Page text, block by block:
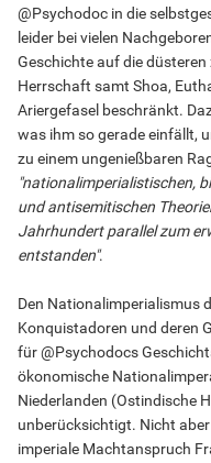
@Psychodoc in die
leider bei vielen
Geschichte auf die
Herrschaft samt Shoa,
Ariergefasel beschränkt.
was ihm so gerade einfällt,
zu einem ungenießbaren
"nationalimperialistischen,
und antisemitischen
Jahrhundert parallel zum
entstanden".
Den Nationalimperialismus
Konquistadoren und deren
für @Psychodocs
ökonomische
Niederlanden (Ostindische
unberücksichtigt. Nicht
imperiale Machtanspruch